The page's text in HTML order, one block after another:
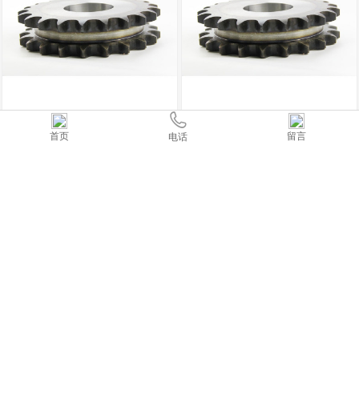
欧标平片链轮 ISO 28A-2 双排
暂无价格
欧标平片链轮 ISO 32A-2 双排
暂无价格
首页 电话 留言